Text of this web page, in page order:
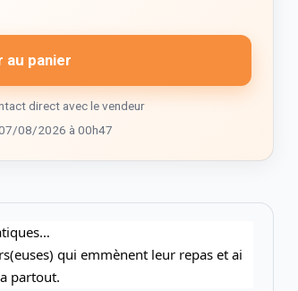
au panier
direct avec le vendeur
08/2026 à 00h47
qui emmènent leur repas et ai
partout.